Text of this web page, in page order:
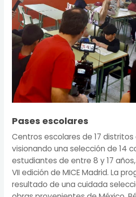
Pases escolares
Centros escolares de 17
visionando una selección de 14
estudiantes de entre 8 y 17
VII edición de MICE Madrid. La
resultado de una cuidada